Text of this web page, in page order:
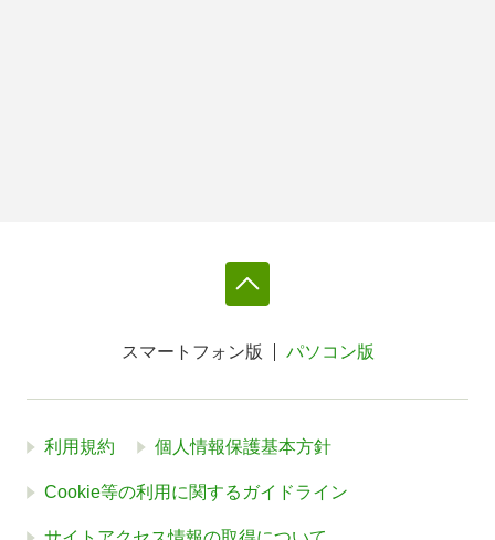
スマートフォン版 パソコン版
利用規約 個人情報保護基本方針
Cookie等の利用に関するガイドライン